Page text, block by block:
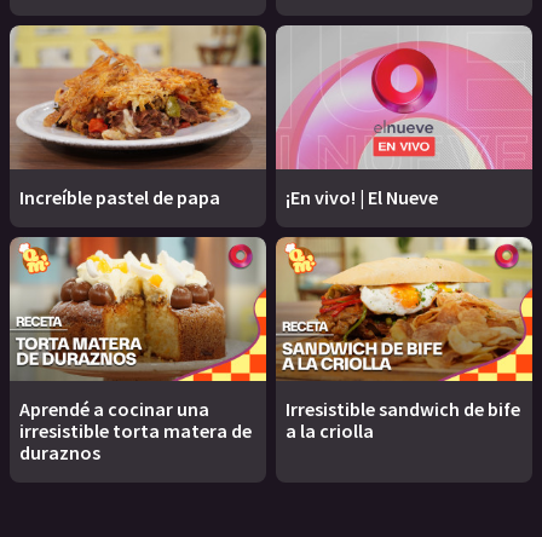
Increíble pastel de papa ¡En vivo! | El Nueve
Aprendé a cocinar una
irresistible torta matera de
duraznos
Irresistible sandwich de bife
a la criolla